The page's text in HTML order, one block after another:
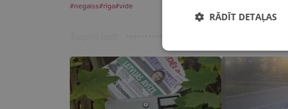
#negaiss#rīga#vide
RĀDĪT DETAĻAS